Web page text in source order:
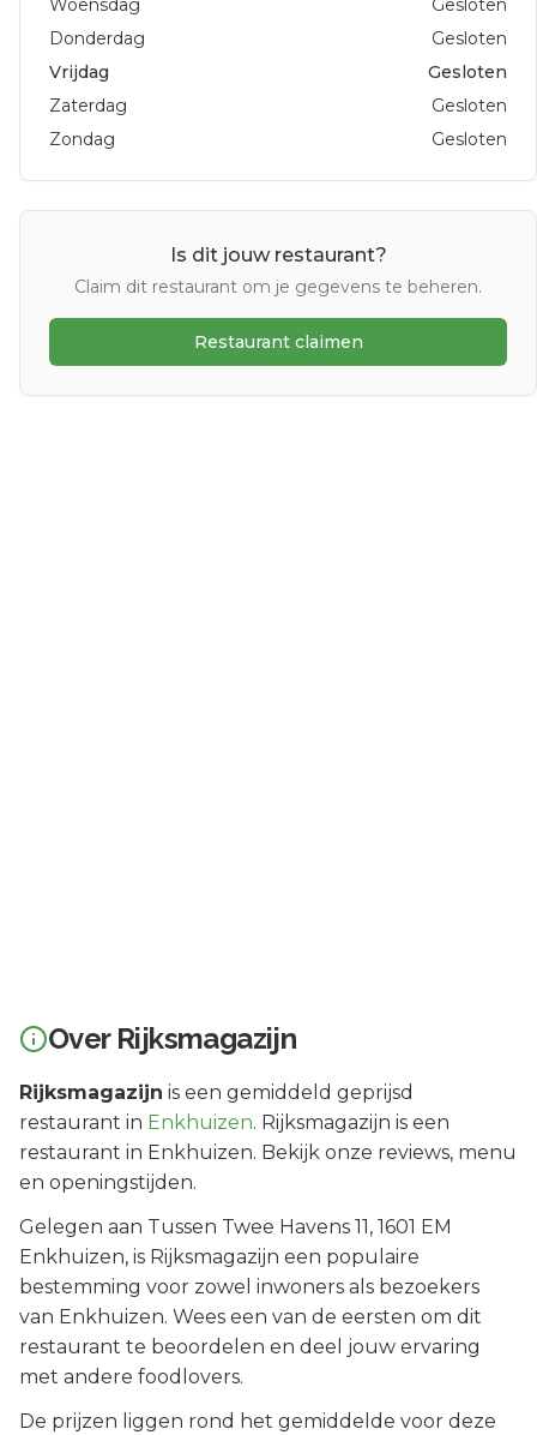
Woensdag
Gesloten
Donderdag
Gesloten
Vrijdag
Gesloten
Zaterdag
Gesloten
Zondag
Gesloten
Is dit jouw restaurant?
Claim dit restaurant om je gegevens te beheren.
Restaurant claimen
Over Rijksmagazijn
Rijksmagazijn is een gemiddeld geprijsd
restaurant in Enkhuizen. Rijksmagazijn is een
restaurant in Enkhuizen. Bekijk onze reviews, menu
en openingstijden.
Gelegen aan Tussen Twee Havens 11 , 1601 EM
Enkhuizen, is Rijksmagazijn een populaire
bestemming voor zowel inwoners als bezoekers
van Enkhuizen. Wees een van de eersten om dit
restaurant te beoordelen en deel jouw ervaring
met andere foodlovers.
De prijzen liggen rond het gemiddelde voor deze